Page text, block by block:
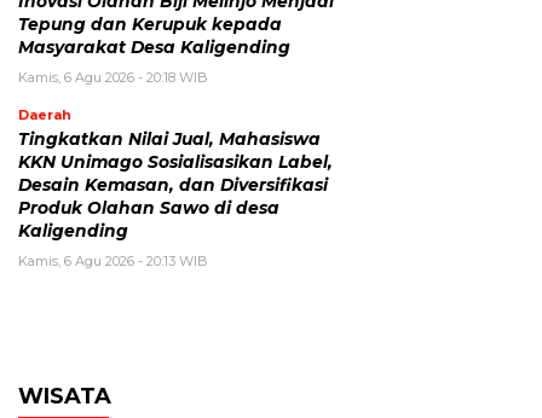
Tepung dan Kerupuk kepada
Masyarakat Desa Kaligending
Kamis, 6 Agu 2026 - 20:18 WIB
Daerah
Tingkatkan Nilai Jual, Mahasiswa
KKN Unimago Sosialisasikan Label,
Desain Kemasan, dan Diversifikasi
Produk Olahan Sawo di desa
Kaligending
Kamis, 6 Agu 2026 - 20:13 WIB
WISATA